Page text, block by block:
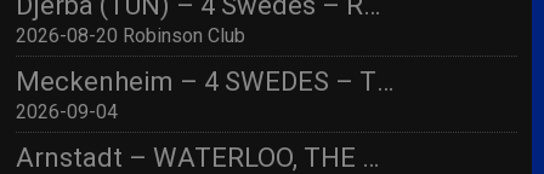
2026-08-20 Robinson Club
Meckenheim – 4 SWEDES – TBA
2026-09-04
Arnstadt – WATERLOO, THE ABBA SHOW (by 4 Swedes – A Tribute To Abba) mit Streichquartett